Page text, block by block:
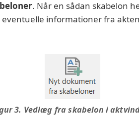
. Når en sådan skabelon
informationer fra
3. Vedlæg fra skabelon i